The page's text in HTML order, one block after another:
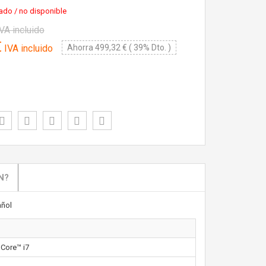
/ no disponible
incluido
IVA incluido Ahorra 499,32 € ( 39% Dto. )
i7